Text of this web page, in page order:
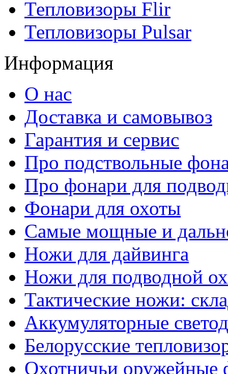
Тепловизоры Flir
Тепловизоры Pulsar
Информация
О нас
Доставка и самовывоз
Гарантия и сервис
Про подствольные
Про фонари для
Фонари для охоты
Самые мощные и
Ножи для дайвинга
Ножи для подводной
Тактические ножи:
Аккумуляторные
Белорусские
Охотничьи оружейные